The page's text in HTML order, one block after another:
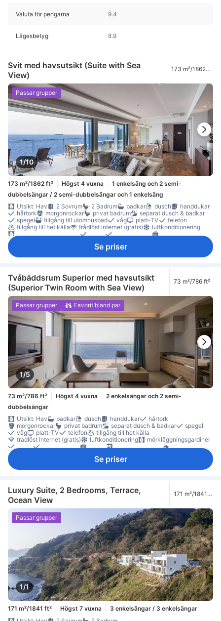
Valuta för pengarna 9.4
Lägesbetyg 8.9
Svit med havsutsikt (Suite with Sea
View)
173 m²/1862
1/10
Passar grupper
173 m²/1862 ft² Högst 4 vuxna
1 enkelsäng och 2 semi-
dubbelsängar / 2 semi-dubbelsängar och 1 enkelsäng
Utsikt: Hav
2 Sovrum 2 Badrum badkar dusch
handdukar
hårtork
morgonrockar privat badrum
separat dusch & badkar
spegel
tillgång till utomhusbad våg platt-TV
telefon
tillgång till het källa
trådlöst internet (gratis)
luftkonditionering
mörkläggningsgardiner
tofflor väckarklocka
värme
komplett kök kylskåp
möjlighet att stryka kläder
torktumlare
tvättmaskin
brandsläckare
Rökpolicy - rökfria rum tillgängliga
värdeskåp på rummet
Se priser
Tvåbäddsrum Superior med havsutsikt
(Superior Twin Room with Sea View)
73 m²/786 ft²
1/5
Passar grupper Favorit bland par
73 m²/786 ft² Högst 4 vuxna
2 enkelsängar och 2 semi-
dubbelsängar
Utsikt: Hav
badkar dusch handdukar
hårtork
morgonrockar
privat badrum separat dusch & badkar
spegel
våg
platt-TV telefon
tillgång till het källa
trådlöst internet (gratis)
luftkonditionering
mörkläggningsgardiner
tofflor
väckarklocka värme gratis snabbkaffe
gratis te
mikrovågsugn
balkong/terrass
värdeskåp på rummet
Se priser
Luxury Suite, 2 Bedrooms, Terrace,
Ocean View
171 m²/1841
1/1
Passar grupper
171 m²/1841 ft² Högst 7 vuxna
3 enkelsängar / 3 enkelsängar